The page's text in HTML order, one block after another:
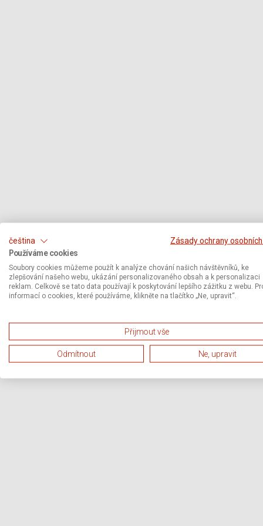
čeština
Zásady ochrany
Používáme cookies
Soubory cookies můžeme použít k analýze chování našich návštěvníků, ke
zlepšování našeho webu, ukázání personalizovaného obsah a k personalizaci
reklam. Celkově se tato data používají k poskytování lepšího zážitku z webu.
informací o cookies, které používáme, klikněte na tlačítko „Ne, upravit“.
Přijmout vše
Odmítnout Ne, upravit